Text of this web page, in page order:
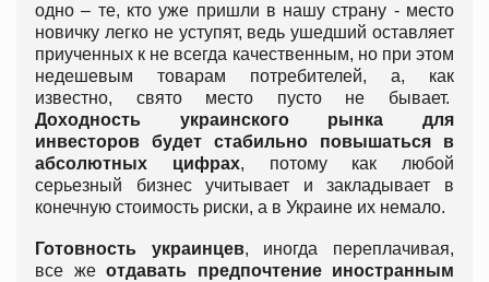
одно – те, кто уже пришли в нашу страну - место
новичку легко не уступят, ведь ушедший оставляет
приученных к не всегда качественным, но при этом
недешевым товарам потребителей, а, как
известно, свято место пусто не бывает.
Доходность украинского рынка для
инвесторов будет стабильно повышаться в
абсолютных цифрах, потому как любой
серьезный бизнес учитывает и закладывает в
конечную стоимость риски, а в Украине их немало.
Готовность украинцев, иногда переплачивая,
все же отдавать предпочтение иностранным